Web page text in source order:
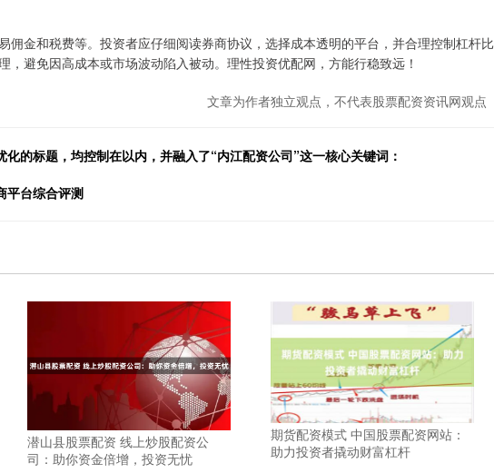
佣金和税费等。投资者应仔细阅读券商协议，选择成本透明的平台，并合理控制杠杆比
，避免因高成本或市场波动陷入被动。理性投资优配网，方能行稳致远！
文章为作者独立观点，不代表股票配资资讯网观点
的标题，均控制在以内，并融入了“内江配资公司”这一核心关键词：
平台综合评测
潜山县股票配资 线上炒股配资公
司：助你资金倍增，投资无忧
期货配资模式 中国股票配资网站：
助力投资者撬动财富杠杆